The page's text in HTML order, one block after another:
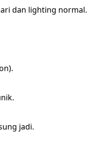
dan lighting normal.
jadi.